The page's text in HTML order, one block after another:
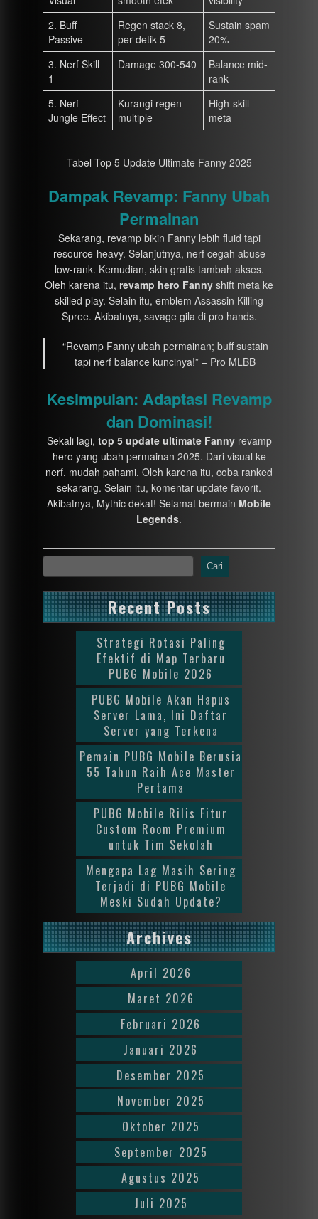
2. Buff
Passive
Regen stack 8,
per detik 5
Sustain spam
20%
3. Nerf Skill
1
Damage 300-540
Balance mid-
rank
5. Nerf
Jungle Effect
Kurangi regen
multiple
High-skill
meta
Tabel Top 5 Update Ultimate Fanny 2025
Dampak Revamp: Fanny Ubah
Permainan
Sekarang, revamp bikin Fanny lebih fluid tapi
resource-heavy. Selanjutnya, nerf cegah abuse
low-rank. Kemudian, skin gratis tambah akses.
Oleh karena itu, revamp hero Fanny shift meta ke
skilled play. Selain itu, emblem Assassin Killing
Spree. Akibatnya, savage gila di pro hands.
“Revamp Fanny ubah permainan; buff sustain
tapi nerf balance kuncinya!” – Pro MLBB
Kesimpulan: Adaptasi Revamp
dan Dominasi!
Sekali lagi, top 5 update ultimate Fannyrevamp
hero yang ubah permainan 2025. Dari visual ke
nerf, mudah pahami. Oleh karena itu, coba ranked
sekarang. Selain itu, komentar update favorit.
Akibatnya, Mythic dekat! Selamat bermain Mobile
Legends.
Cari
Recent Posts
Strategi Rotasi Paling
Efektif di Map Terbaru
PUBG Mobile 2026
PUBG Mobile Akan Hapus
Server Lama, Ini Daftar
Server yang Terkena
Pemain PUBG Mobile Berusia
55 Tahun Raih Ace Master
Pertama
PUBG Mobile Rilis Fitur
Custom Room Premium
untuk Tim Sekolah
Mengapa Lag Masih Sering
Terjadi di PUBG Mobile
Meski Sudah Update?
Archives
April 2026
Maret 2026
Februari 2026
Januari 2026
Desember 2025
November 2025
Oktober 2025
September 2025
Agustus 2025
Juli 2025